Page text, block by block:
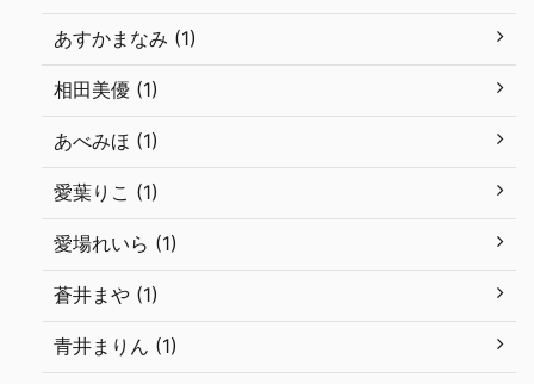
あすかまなみ (1)
相田美優 (1)
あべみほ (1)
愛葉りこ (1)
愛場れいら (1)
蒼井まや (1)
青井まりん (1)